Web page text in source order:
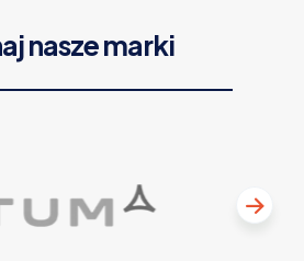
nasze marki